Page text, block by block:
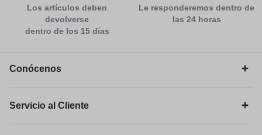
Los artículos deben
devolverse
dentro de los 15 días
Le responderemos dentro de
las 24 horas
Conócenos
Servicio al Cliente